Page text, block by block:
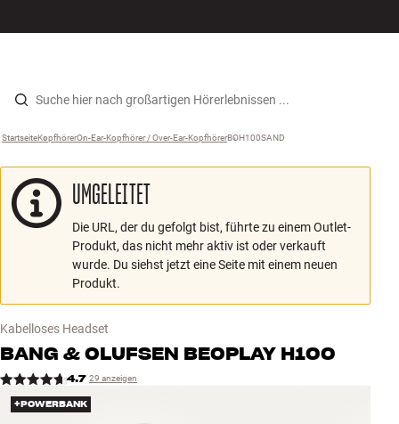
Zum Inhalt wechseln
Lautsprecher
Kopfhörer
Surround
Systeme
Kabel
Zubehör
Startseite ›
Kopfhörer ›
On-Ear-Kopfhörer / Over-Ear-Kopfhörer ›
BOH100SAND
UMGELEITET
Die URL, der du gefolgt bist, führte zu einem Outlet-
Produkt, das nicht mehr aktiv ist oder verkauft
wurde. Du siehst jetzt eine Seite mit einem neuen
Produkt.
Kabelloses Headset
BANG & OLUFSEN BEOPLAY H100
4.7 29 anzeigen
+POWERBANK